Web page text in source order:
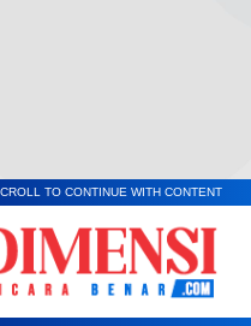
TO CONTINUE WITH CONTENT